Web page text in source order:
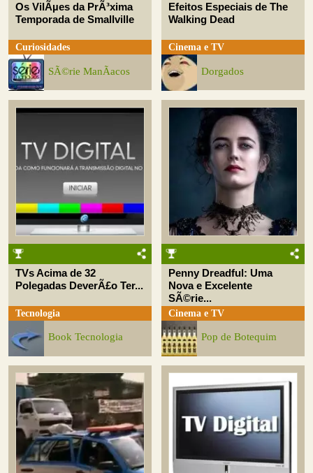
Os VilÃµes da PrÃ³xima
Temporada de Smallville
Curiosidades
SÃ©rie ManÃ­acos
Efeitos Especiais de The
Walking Dead
Cinema e TV
Dorgados
TVs Acima de 32
Polegadas DeverÃ£o Ter...
Tecnologia
Book Tecnologia
Penny Dreadful: Uma
Nova e Excelente
SÃ©rie...
Cinema e TV
Pop de Botequim